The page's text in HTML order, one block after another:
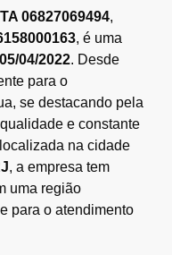
06827069494,
, é uma
05/04/2022. Desde
para o
se destacando pela
e constante
na cidade
, a empresa tem
uma região
para o atendimento